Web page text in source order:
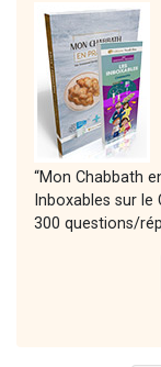
“Mon Chabbath
Inboxables sur le
300 questions/